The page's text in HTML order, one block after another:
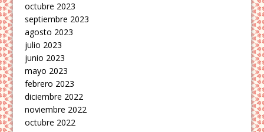
octubre 2023
septiembre 2023
agosto 2023
julio 2023
junio 2023
mayo 2023
febrero 2023
diciembre 2022
noviembre 2022
octubre 2022